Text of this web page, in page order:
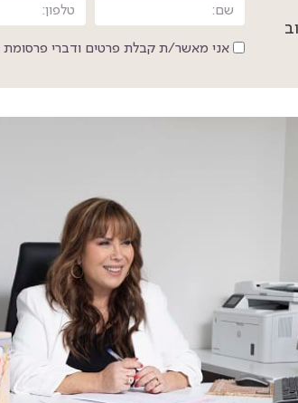
אני מאשר/ת קבלת פרטים ודברי